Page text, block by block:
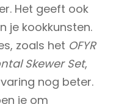
Het geeft ook
je kookkunsten.
zoals het OFYR
Skewer Set,
nog beter.
je om